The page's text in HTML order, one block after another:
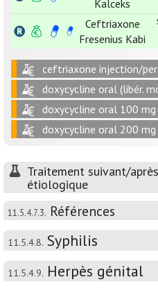
Kalceks
Ceftriaxone
Fresenius Kabi
ceftriaxone injection/
doxycycline oral (libér.
doxycycline oral 100 mg
doxycycline oral 200 mg
Traitement suivant/
étiologique
11.5.4.7.3. Références
11.5.4.8. Syphilis
11.5.4.9. Herpès génital